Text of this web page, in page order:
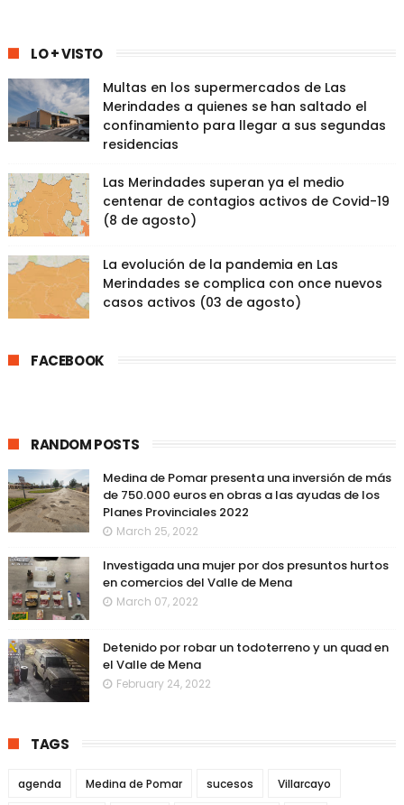
LO + VISTO
Multas en los supermercados de Las
Merindades a quienes se han saltado el
confinamiento para llegar a sus segundas
residencias
Las Merindades superan ya el medio
centenar de contagios activos de Covid-19
(8 de agosto)
La evolución de la pandemia en Las
Merindades se complica con once nuevos
casos activos (03 de agosto)
FACEBOOK
RANDOM POSTS
Medina de Pomar presenta una inversión de más
de 750.000 euros en obras a las ayudas de los
Planes Provinciales 2022
March 25, 2022
Investigada una mujer por dos presuntos hurtos
en comercios del Valle de Mena
March 07, 2022
Detenido por robar un todoterreno y un quad en
el Valle de Mena
February 24, 2022
TAGS
agenda Medina de Pomar sucesos Villarcayo